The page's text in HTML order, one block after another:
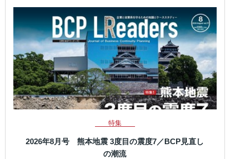
特集
2026年8月号 熊本地震 3度目の震度7／BCP見直し
の潮流